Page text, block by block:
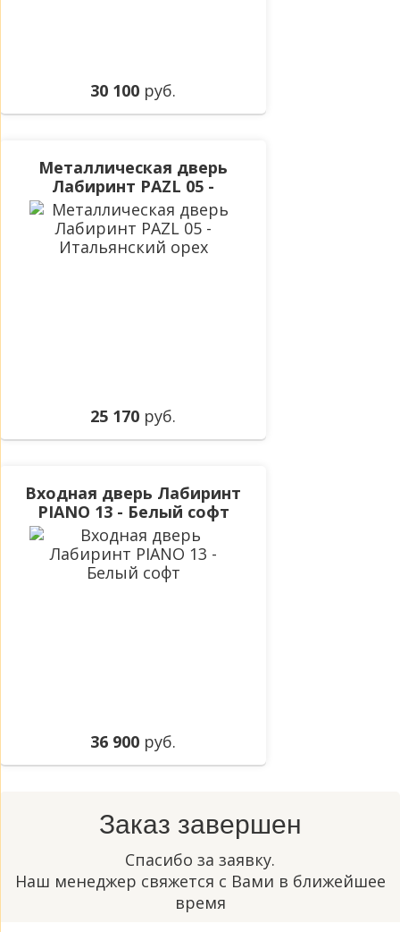
30 100 руб.
Металлическая дверь
Лабиринт PAZL 05 -
Итальянский орех
25 170 руб.
Входная дверь Лабиринт
PIANO 13 - Белый софт
36 900 руб.
Заказ завершен
Спасибо за заявку.
Наш менеджер свяжется с Вами в ближейшее
время